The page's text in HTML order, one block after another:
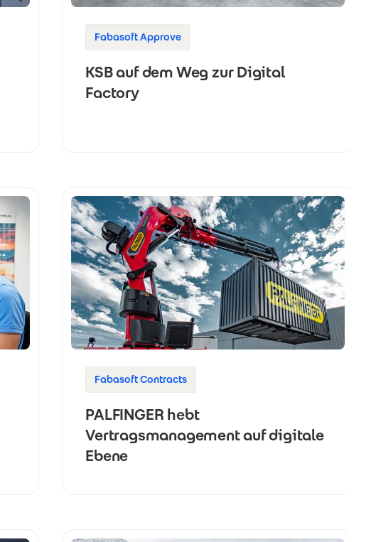
Fabasoft Approve
KSB auf dem Weg zur Digital
Factory
Fabasoft Contracts
PALFINGER hebt
Vertragsmanagement auf digitale
Ebene